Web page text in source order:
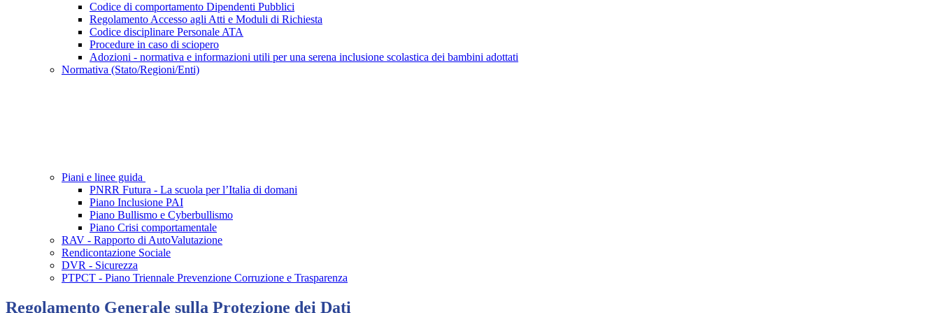
Codice di comportamento Dipendenti Pubblici
Regolamento Accesso agli Atti e Moduli di Richiesta
Codice disciplinare Personale ATA
Procedure in caso di sciopero
Adozioni - normativa e informazioni utili per una serena inclusione scolastica dei bambini adottati
Normativa (Stato/Regioni/Enti)
Piani e linee guida
PNRR Futura - La scuola per l’Italia di domani
Piano Inclusione PAI
Piano Bullismo e Cyberbullismo
Piano Crisi comportamentale
RAV - Rapporto di AutoValutazione
Rendicontazione Sociale
DVR - Sicurezza
PTPCT - Piano Triennale Prevenzione Corruzione e Trasparenza
Regolamento Generale sulla Protezione dei Dati